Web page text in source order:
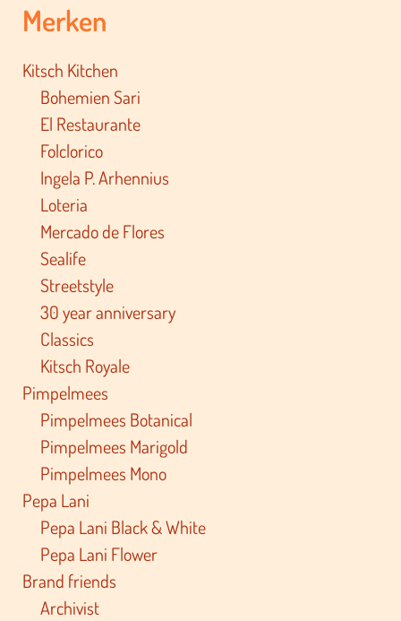
Merken
Kitsch Kitchen
Bohemien Sari
El Restaurante
Folclorico
Ingela P. Arhennius
Loteria
Mercado de Flores
Sealife
Streetstyle
30 year anniversary
Classics
Kitsch Royale
Pimpelmees
Pimpelmees Botanical
Pimpelmees Marigold
Pimpelmees Mono
Pepa Lani
Pepa Lani Black & White
Pepa Lani Flower
Brand friends
Archivist